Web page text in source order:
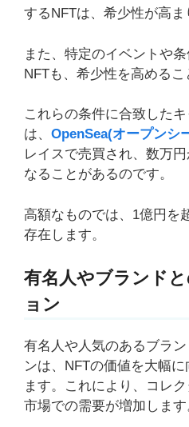
するNFTは、希少性が高ま
また、特定のイベントや
NFTも、希少性を高めるこ
これらの条件に合致した
は、 OpenSea(オープンシ
レイスで売買され、数万
なることがあるのです。
高額なものでは、1億円を
存在します。
有名人やブランド
ョン
有名人や人気のあるブラ
ンは、NFTの価値を大幅
ます。これにより、コレ
市場での需要が増加します